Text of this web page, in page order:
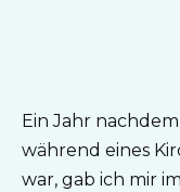
Ein Jahr
während eines
war, gab ich mir